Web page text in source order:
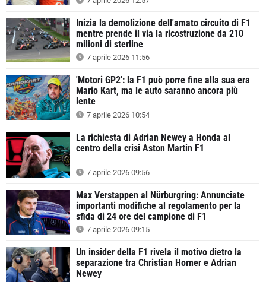
Inizia la demolizione dell'amato circuito di F1
mentre prende il via la ricostruzione da 210
milioni di sterline
7 aprile 2026 11:56
'Motori GP2': la F1 può porre fine alla sua era
Mario Kart, ma le auto saranno ancora più
lente
7 aprile 2026 10:54
La richiesta di Adrian Newey a Honda al
centro della crisi Aston Martin F1
7 aprile 2026 09:56
Max Verstappen al Nürburgring: Annunciate
importanti modifiche al regolamento per la
sfida di 24 ore del campione di F1
7 aprile 2026 09:15
Un insider della F1 rivela il motivo dietro la
separazione tra Christian Horner e Adrian
Newey